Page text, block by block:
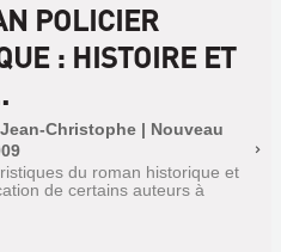
POLICIER
: HISTOIRE ET
Christophe | Nouveau
du roman historique et
de certains auteurs à